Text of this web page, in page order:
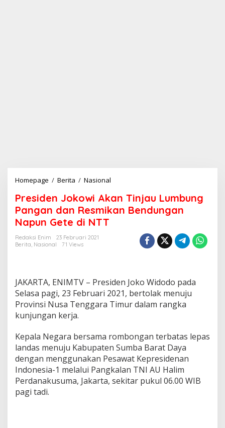
Homepage / Berita / Nasional
e
s
i
o
w
i
A
n
n
j
a
Presiden Jokowi Akan Tinjau Lumbung
Pangan dan Resmikan Bendungan
Napun Gete di NTT
Redaksi Enim
23 Februari 2021
Berita, Nasional 71 Views
JAKARTA, ENIMTV – Presiden Joko Widodo pada
Selasa pagi, 23 Februari 2021, bertolak menuju
Provinsi Nusa Tenggara Timur dalam rangka
kunjungan kerja.
Kepala Negara bersama rombongan terbatas lepas
landas menuju Kabupaten Sumba Barat Daya
dengan menggunakan Pesawat Kepresidenan
Indonesia-1 melalui Pangkalan TNI AU Halim
Perdanakusuma, Jakarta, sekitar pukul 06.00 WIB
pagi tadi.